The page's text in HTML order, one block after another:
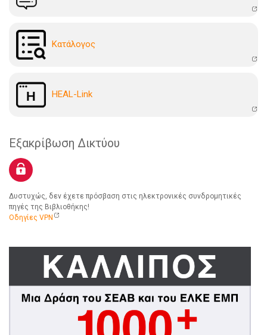
Kατάλογoς
HEAL-Link
Εξακρίβωση Δικτύου
Δυστυχώς, δεν έχετε πρόσβαση στις ηλεκτρονικές συνδρομητικές
πηγές της Βιβλιοθήκης!
Οδηγίες VPN